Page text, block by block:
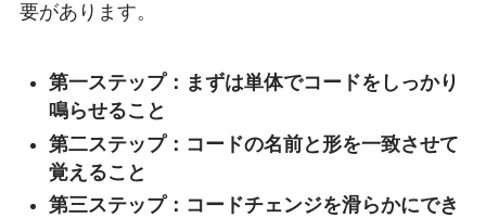
要があります。
第一ステップ：まずは単体でコードをしっかり
鳴らせること
第二ステップ：コードの名前と形を一致させて
覚えること
第三ステップ：コードチェンジを滑らかにでき